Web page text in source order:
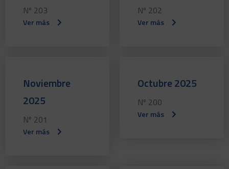
Nº 203
Ver más
Nº 202
Ver más
Noviembre
2025
Nº 201
Ver más
Octubre 2025
Nº 200
Ver más